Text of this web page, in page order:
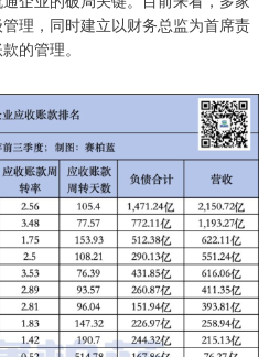
理，同时建立以财务总监为首席责
的管理。